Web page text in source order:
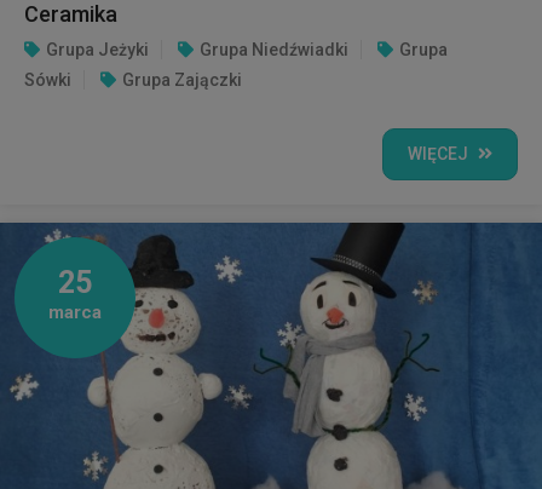
Ceramika
Grupa Jeżyki Grupa Niedźwiadki
Grupa
Sówki
Grupa Zajączki
WIĘCEJ
25
marca